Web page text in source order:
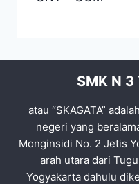
SMK N 3
atau “SKAGATA”
negeri yang
Monginsidi No. 2 Jetis
arah utara dari
Yogyakarta dahulu